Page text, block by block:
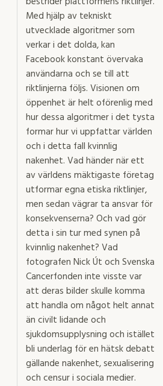
Med hjälp av tekniskt
utvecklade algoritmer som
verkar i det dolda, kan
Facebook konstant övervaka
användarna och se till att
riktlinjerna följs. Visionen om
öppenhet är helt oförenlig med
hur dessa algoritmer i det tysta
formar hur vi uppfattar världen
och i detta fall kvinnlig
nakenhet. Vad händer när ett
av världens mäktigaste företag
utformar egna etiska riktlinjer,
men sedan vägrar ta ansvar för
konsekvenserna? Och vad gör
detta i sin tur med synen på
kvinnlig nakenhet? Vad
fotografen Nick Út och Svenska
Cancerfonden inte visste var
att deras bilder skulle komma
att handla om något helt annat
än civilt lidande och
sjukdomsupplysning och istället
bli underlag för en hätsk debatt
gällande nakenhet, sexualisering
och censur i sociala medier.